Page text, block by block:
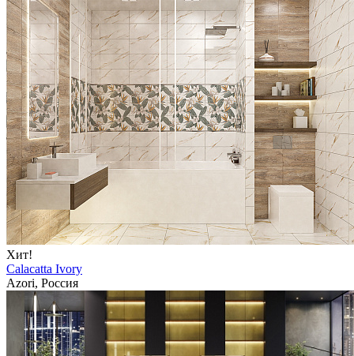
Хит!
Calacatta Ivory
Azori, Россия